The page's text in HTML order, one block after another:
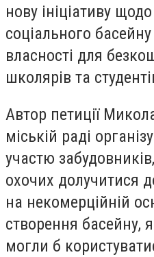
нову ініціативу
соціального
власності для
школярів та
Автор петиції
міській раді
участю
охочих долучитися
на некомерційній
створення басейну,
могли б